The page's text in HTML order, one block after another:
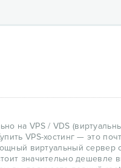
на VPS / VDS
VPS-хостинг — это
виртуальный сервер
значительно